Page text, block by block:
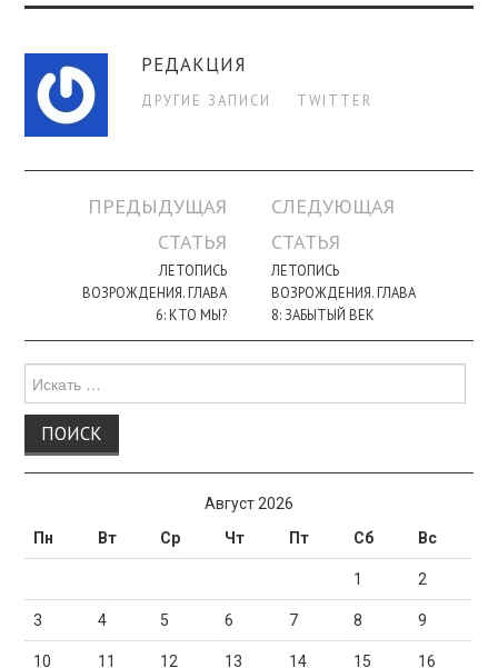
РЕДАКЦИЯ
ДРУГИЕ ЗАПИСИ TWITTER
Навигация
ПРЕДЫДУЩАЯ
СТАТЬЯ
ЛЕТОПИСЬ
ВОЗРОЖДЕНИЯ. ГЛАВА
6: КТО МЫ?
СЛЕДУЮЩАЯ
СТАТЬЯ
ЛЕТОПИСЬ
ВОЗРОЖДЕНИЯ. ГЛАВА
8: ЗАБЫТЫЙ ВЕК
для:
Август 2026
Пн
Вт Ср Чт Пт Сб Вс
1 2
3 4 5 6 7 8 9
10 11 12 13 14 15 16